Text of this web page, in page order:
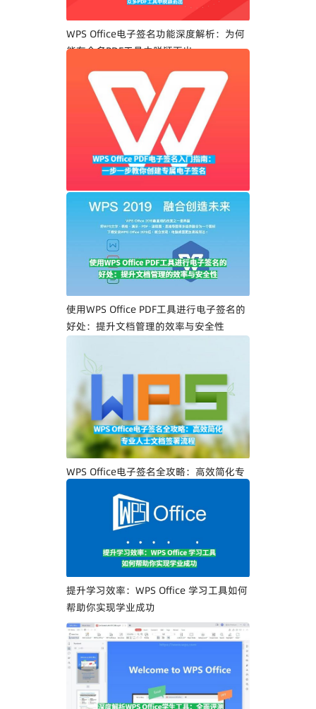
WPS Office电子签名功能深度解析：为何
能在众多PDF工具中脱颖而出
WPS Office PDF电子签名入门指南：一步
一步教你创建专属电子签名
使用WPS Office PDF工具进行电子签名的
好处：提升文档管理的效率与安全性
WPS Office电子签名全攻略：高效简化专
提升学习效率：WPS Office 学习工具如何
帮助你实现学业成功